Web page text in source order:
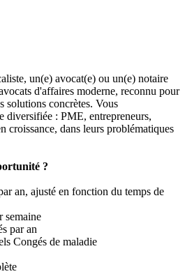
un(e) avocat(e) ou un(e) notaire
d'affaires moderne, reconnu pour
solutions concrètes. Vous
diversifiée : PME, entrepreneurs,
croissance, dans leurs problématiques
?
an, ajusté en fonction du temps de
semaine
par an
Congés de maladie